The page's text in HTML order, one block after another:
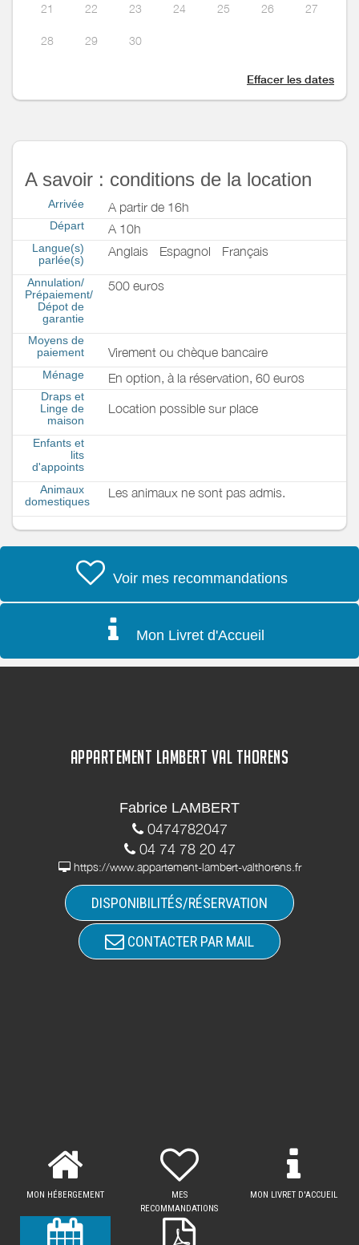
21 22 23 24 25 26 27
28 29 30
Effacer les dates
A savoir : conditions de la location
Arrivée A partir de 16h
Départ A 10h
Langue(s)
parlée(s)
Anglais Espagnol Français
Annulation/
Prépaiement/
Dépot de
garantie
500 euros
Moyens de
paiement
Virement ou chèque bancaire
Ménage En option, à la réservation, 60 euros
Draps et
Linge de
maison
Location possible sur place
Enfants et
lits
d'appoints
Animaux
domestiques
Les animaux ne sont pas admis.
Voir mes recommandations
Mon Livret d'Accueil
APPARTEMENT LAMBERT VAL THORENS
Fabrice LAMBERT
0474782047
04 74 78 20 47
https://www.appartement-lambert-valthorens.fr
DISPONIBILITÉS/RÉSERVATION
CONTACTER PAR MAIL
MON HÉBERGEMENT
MES
RECOMMANDATIONS
MON LIVRET D'ACCUEIL